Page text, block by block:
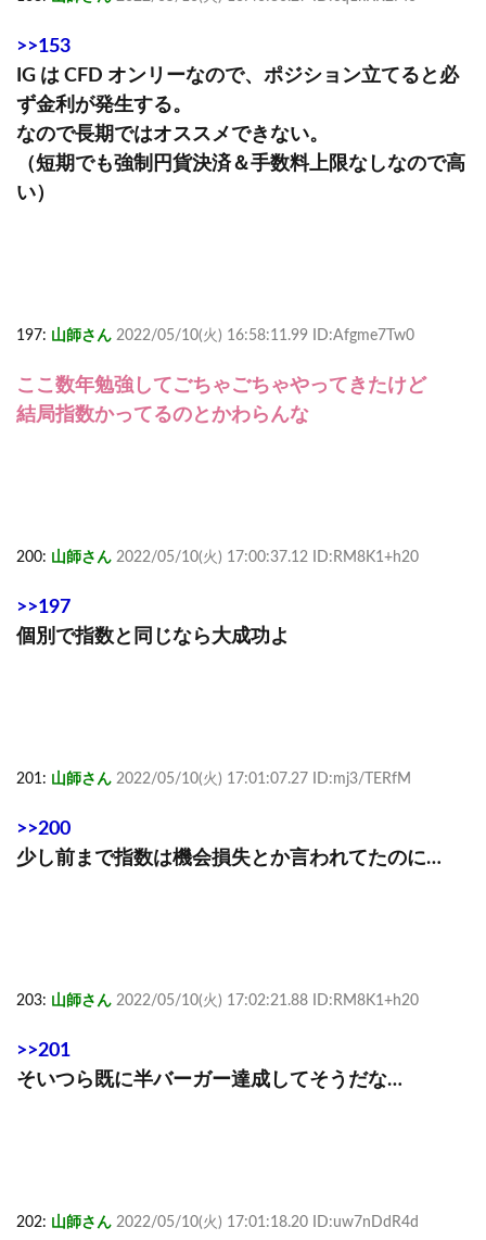
>>153
IG は CFD オンリーなので、ポジション立てると必
ず金利が発生する。
なので長期ではオススメできない。
（短期でも強制円貨決済＆手数料上限なしなので高
い）
197: 山師さん 2022/05/10(火) 16:58:11.99 ID:Afgme7Tw0
ここ数年勉強してごちゃごちゃやってきたけど
結局指数かってるのとかわらんな
200: 山師さん 2022/05/10(火) 17:00:37.12 ID:RM8K1+h20
>>197
個別で指数と同じなら大成功よ
201: 山師さん 2022/05/10(火) 17:01:07.27 ID:mj3/TERfM
>>200
少し前まで指数は機会損失とか言われてたのに…
203: 山師さん 2022/05/10(火) 17:02:21.88 ID:RM8K1+h20
>>201
そいつら既に半バーガー達成してそうだな…
202: 山師さん 2022/05/10(火) 17:01:18.20 ID:uw7nDdR4d